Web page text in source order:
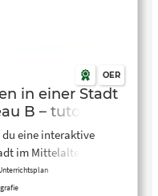
OER
in einer Stadt
B – tutory.de
eine interaktive
im Mittelalter”. Über
Videos und Links
wird hier der